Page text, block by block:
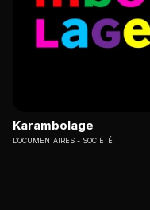
Karambolage
DOCUMENTAIRES SOCIÉTÉ